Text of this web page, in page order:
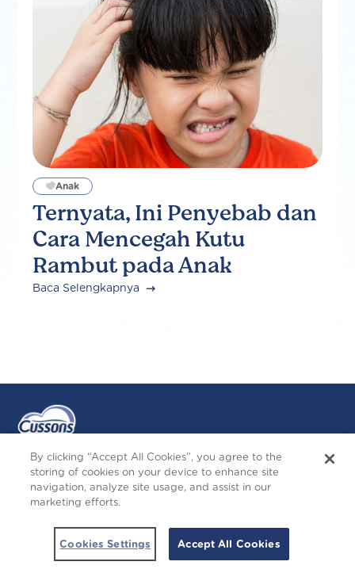
Ternyata, Ini Penyebab dan
Cara Mencegah Kutu
Rambut pada Anak
Anak
Baca Selengkapnya
Ikuti Kami
s
t
l
l
c
e
Copyright © 2026 cussonsbaby.co.id. All right
By clicking “Accept All Cookies”, you agree to the
storing of cookies on your device to enhance site
navigation, analyze site usage, and assist in our
marketing efforts.
Cookies Settings Accept All Cookies